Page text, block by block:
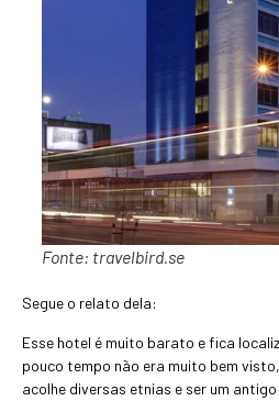
Fonte: travelbird.se
Segue o relato dela:
Esse hotel é muito barato e fica
pouco tempo não era muito bem
acolhe diversas etnias e ser um